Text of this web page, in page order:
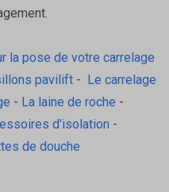
la pose de votre carrelage
pavilift- Le carrelage
- La laine de roche -
d'isolation -
de douche